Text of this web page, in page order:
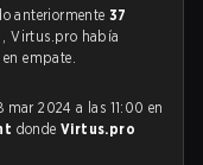
anteriormente 37
, Virtus.pro había
empate.
mar 2024 a las 11:00 en
dondeVirtus.pro